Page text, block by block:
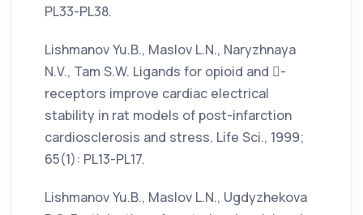
PL33-PL38.
Lishmanov Yu.B., Maslov L.N., Naryzhnaya
N.V., Tam S.W. Ligands for opioid and -
receptors improve cardiac electrical
stability in rat models of post-infarction
cardiosclerosis and stress. Life Sci., 1999;
65(1): PL13-PL17.
Lishmanov Yu.B., Maslov L.N., Ugdyzhekova